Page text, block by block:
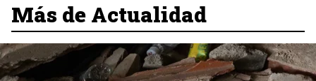
Más de Actualidad